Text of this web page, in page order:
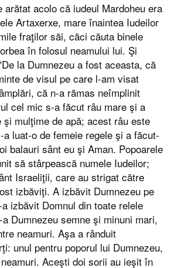
arătat acolo că iudeul Mardoheu era
Artaxerxe, mare înaintea Iudeilor
fraţilor săi, căci căuta binele
în folosul neamului lui. Şi
la Dumnezeu a fost aceasta, că
de visul pe care l-am visat
că n-a rămas neîmplinit
cel mic s-a făcut râu mare şi a
mulţime de apă; acest râu este
luat-o de femeie regele şi a făcut-
balauri sânt eu şi Aman. Popoarele
să stârpească numele Iudeilor;
Israeliţii, care au strigat către
izbăviţi. A izbăvit Dumnezeu pe
izbăvit Domnul din toate relele
Dumnezeu semne şi minuni mari,
neamuri. Aşa a rânduit
unul pentru poporul lui Dumnezeu,
Aceşti doi sorii au ieşit în